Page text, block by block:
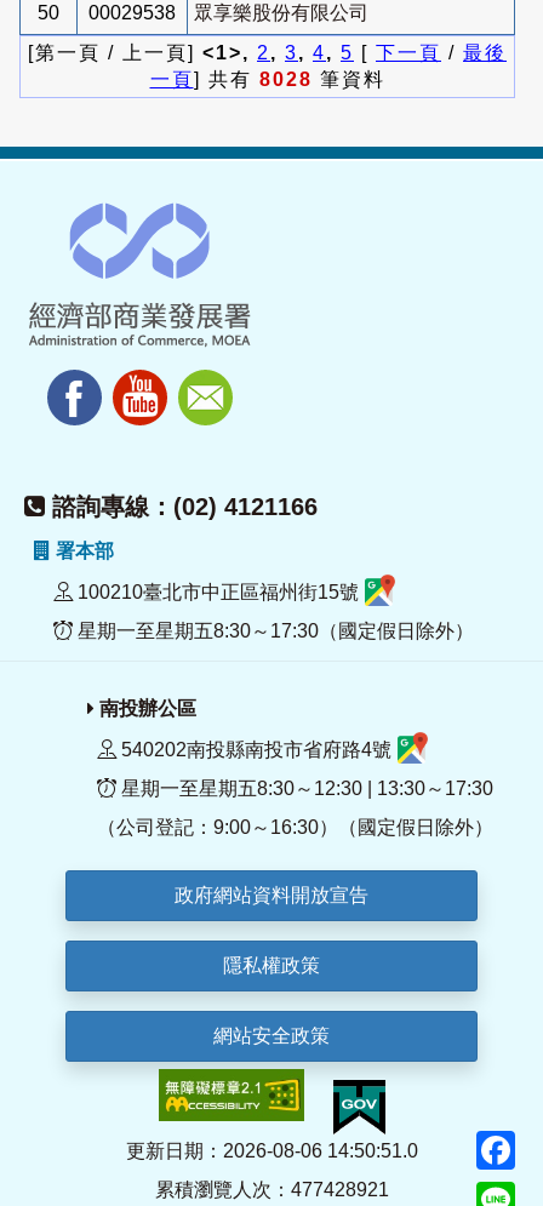
50 00029538
眾享樂股份有限公司
[第一頁 / 上一頁] <1>, 2 , 3, 4, 5 [ 下一頁 / 最後
一頁] 共有 8028 筆資料
諮詢專線：(02) 4121166
署本部
100210臺北市中正區福州街15號
星期一至星期五8:30～17:30（國定假日除外）
南投辦公區
540202南投縣南投市省府路4號
星期一至星期五8:30～12:30 | 13:30～17:30
（公司登記：9:00～16:30）（國定假日除外）
政府網站資料開放宣告
隱私權政策
網站安全政策
更新日期：2026-08-06 14:50:51.0
累積瀏覽人次：477428921